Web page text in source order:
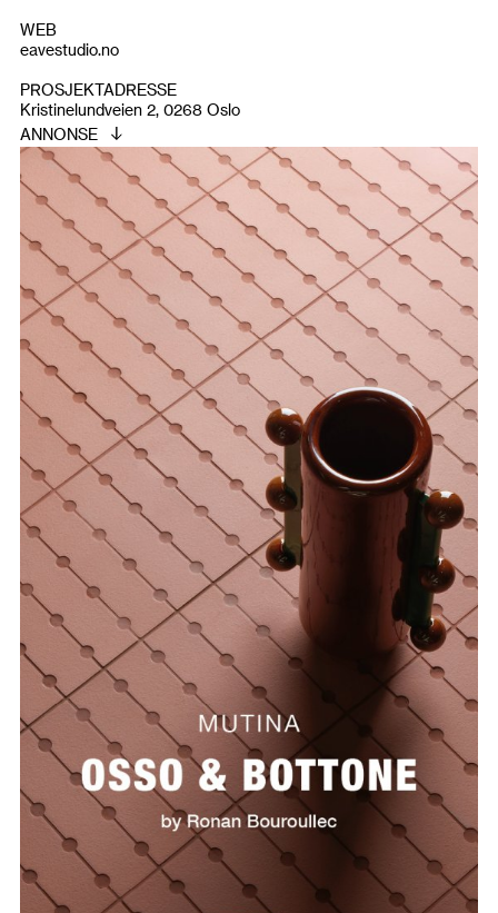
WEB
eavestudio.no
PROSJEKTADRESSE
Kristinelundveien 2, 0268 Oslo